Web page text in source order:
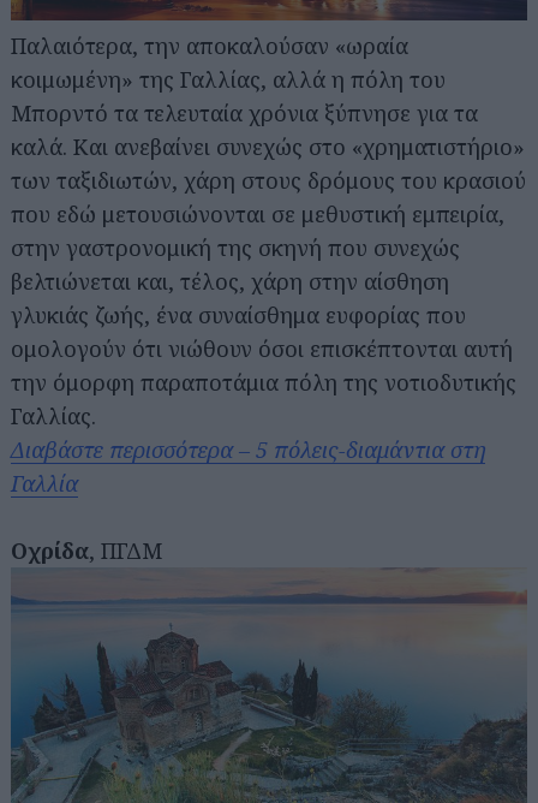
Παλαιότερα, την αποκαλούσαν «ωραία
κοιμωμένη» της Γαλλίας, αλλά η πόλη του
Μπορντό τα τελευταία χρόνια ξύπνησε για τα
καλά. Και ανεβαίνει συνεχώς στο «χρηματιστήριο»
των ταξιδιωτών, χάρη στους δρόμους του κρασιού
που εδώ μετουσιώνονται σε μεθυστική εμπειρία,
στην γαστρονομική της σκηνή που συνεχώς
βελτιώνεται και, τέλος, χάρη στην αίσθηση
γλυκιάς ζωής, ένα συναίσθημα ευφορίας που
ομολογούν ότι νιώθουν όσοι επισκέπτονται αυτή
την όμορφη παραποτάμια πόλη της νοτιοδυτικής
Γαλλίας.
Διαβάστε περισσότερα – 5 πόλεις-διαμάντια στη
Γαλλία
Οχρίδα, ΠΓΔΜ